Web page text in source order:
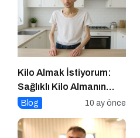
Kilo Almak İstiyorum:
Sağlıklı Kilo Almanın
Yolları
Blog 10 ay önce